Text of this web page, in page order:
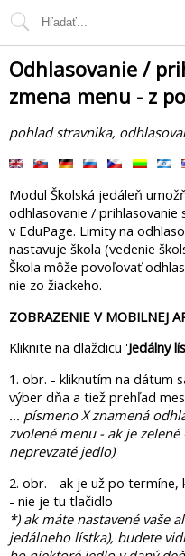
Odhlasovanie /
zmena menu - z
pohlad stravnika,
Modul Školská jedáleň
odhlasovanie / prihlasovanie
v EduPage. Limity na
nastavuje škola (vedenie
Škola môže povoľovať
nie zo žiackeho.
ZOBRAZENIE V MOBILNEJ
Kliknite na dlaždicu 'Jedálny
1. obr. - kliknutím na dátum
výber dňa a tiež prehľad
... písmeno X znamená
zvolené menu - ak je
neprevzaté jedlo)
2. obr. - ak je už po
- nie je tu tlačidlo
*) ak máte nastavené vaše
jedálneho lístka), budete